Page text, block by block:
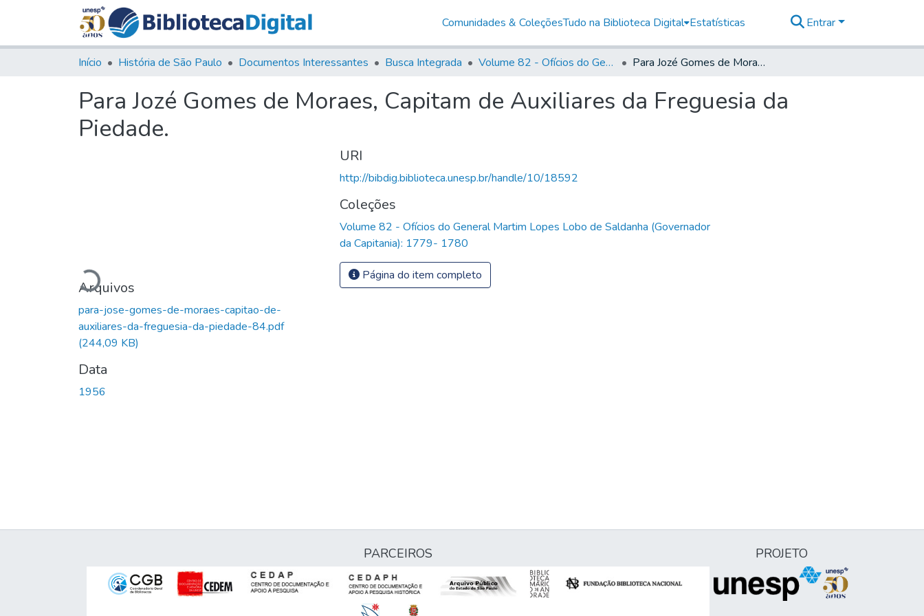
Comunidades & ColeçõesTudo na Biblioteca Digital Estatísticas Entrar
Início História de São Paulo Documentos Interessantes Busca Integrada Volume 82 - Ofícios do General Martim Lopes Lobo de Saldanha (Governador da Capitania): 1779- 1780 Para Jozé Gomes de Moraes, Capitam de Auxiliares da Freguesia da Piedade.
Para Jozé Gomes de Moraes, Capitam de Auxiliares da Freguesia da
Piedade.
Carregando...
Arquivos
para-jose-gomes-de-moraes-capitao-de-
auxiliares-da-freguesia-da-piedade-84.pdf
(244,09 KB)
Data
1956
URI
http://bibdig.biblioteca.unesp.br/handle/10/18592
Coleções
Volume 82 - Ofícios do General Martim Lopes Lobo de Saldanha (Governador
da Capitania): 1779- 1780
Página do item completo
PARCEIROS PROJETO